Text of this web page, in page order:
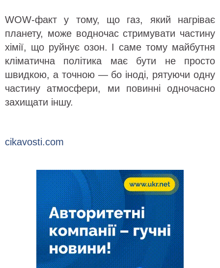
WOW-факт у тому, що газ, який нагріває
планету, може водночас стримувати частину
хімії, що руйнує озон. І саме тому майбутня
кліматична політика має бути не просто
швидкою, а точною — бо іноді, рятуючи одну
частину атмосфери, ми повинні одночасно
захищати іншу.
cikavosti.com